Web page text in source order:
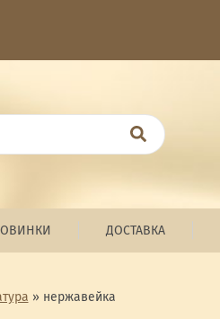
ДОСТАВКА
» нержавейка